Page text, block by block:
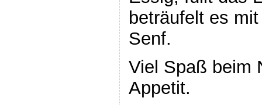
beträufelt es
Senf.
Viel Spaß beim
Appetit.